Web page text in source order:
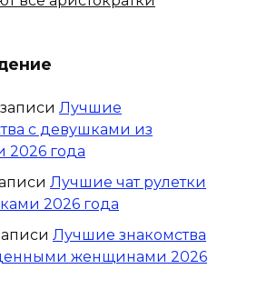
Лучшие
с девушками из
2026 года
Лучшие чат рулетки
2026 года
Лучшие знакомства
женщинами 2026